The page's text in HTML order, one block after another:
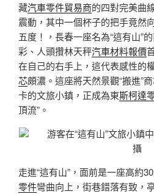
藏汽車零件貿易商的四對完美曲
震動，其中一個杯子的把手竟然
五度！，長春一座名為“這有山”
彩、人頭攢林天秤汽車材料報價
在自己的右手上，這代表感性的
芯頗濃。這座將天然景觀“搬進”
卡的文旅小鎮，正成為東斯柯達
頂流”。
游客在“這有山”文旅小鎮
攝
走進“這有山”，面前是一座高約
零件彎曲向上，街巷錯落有致，